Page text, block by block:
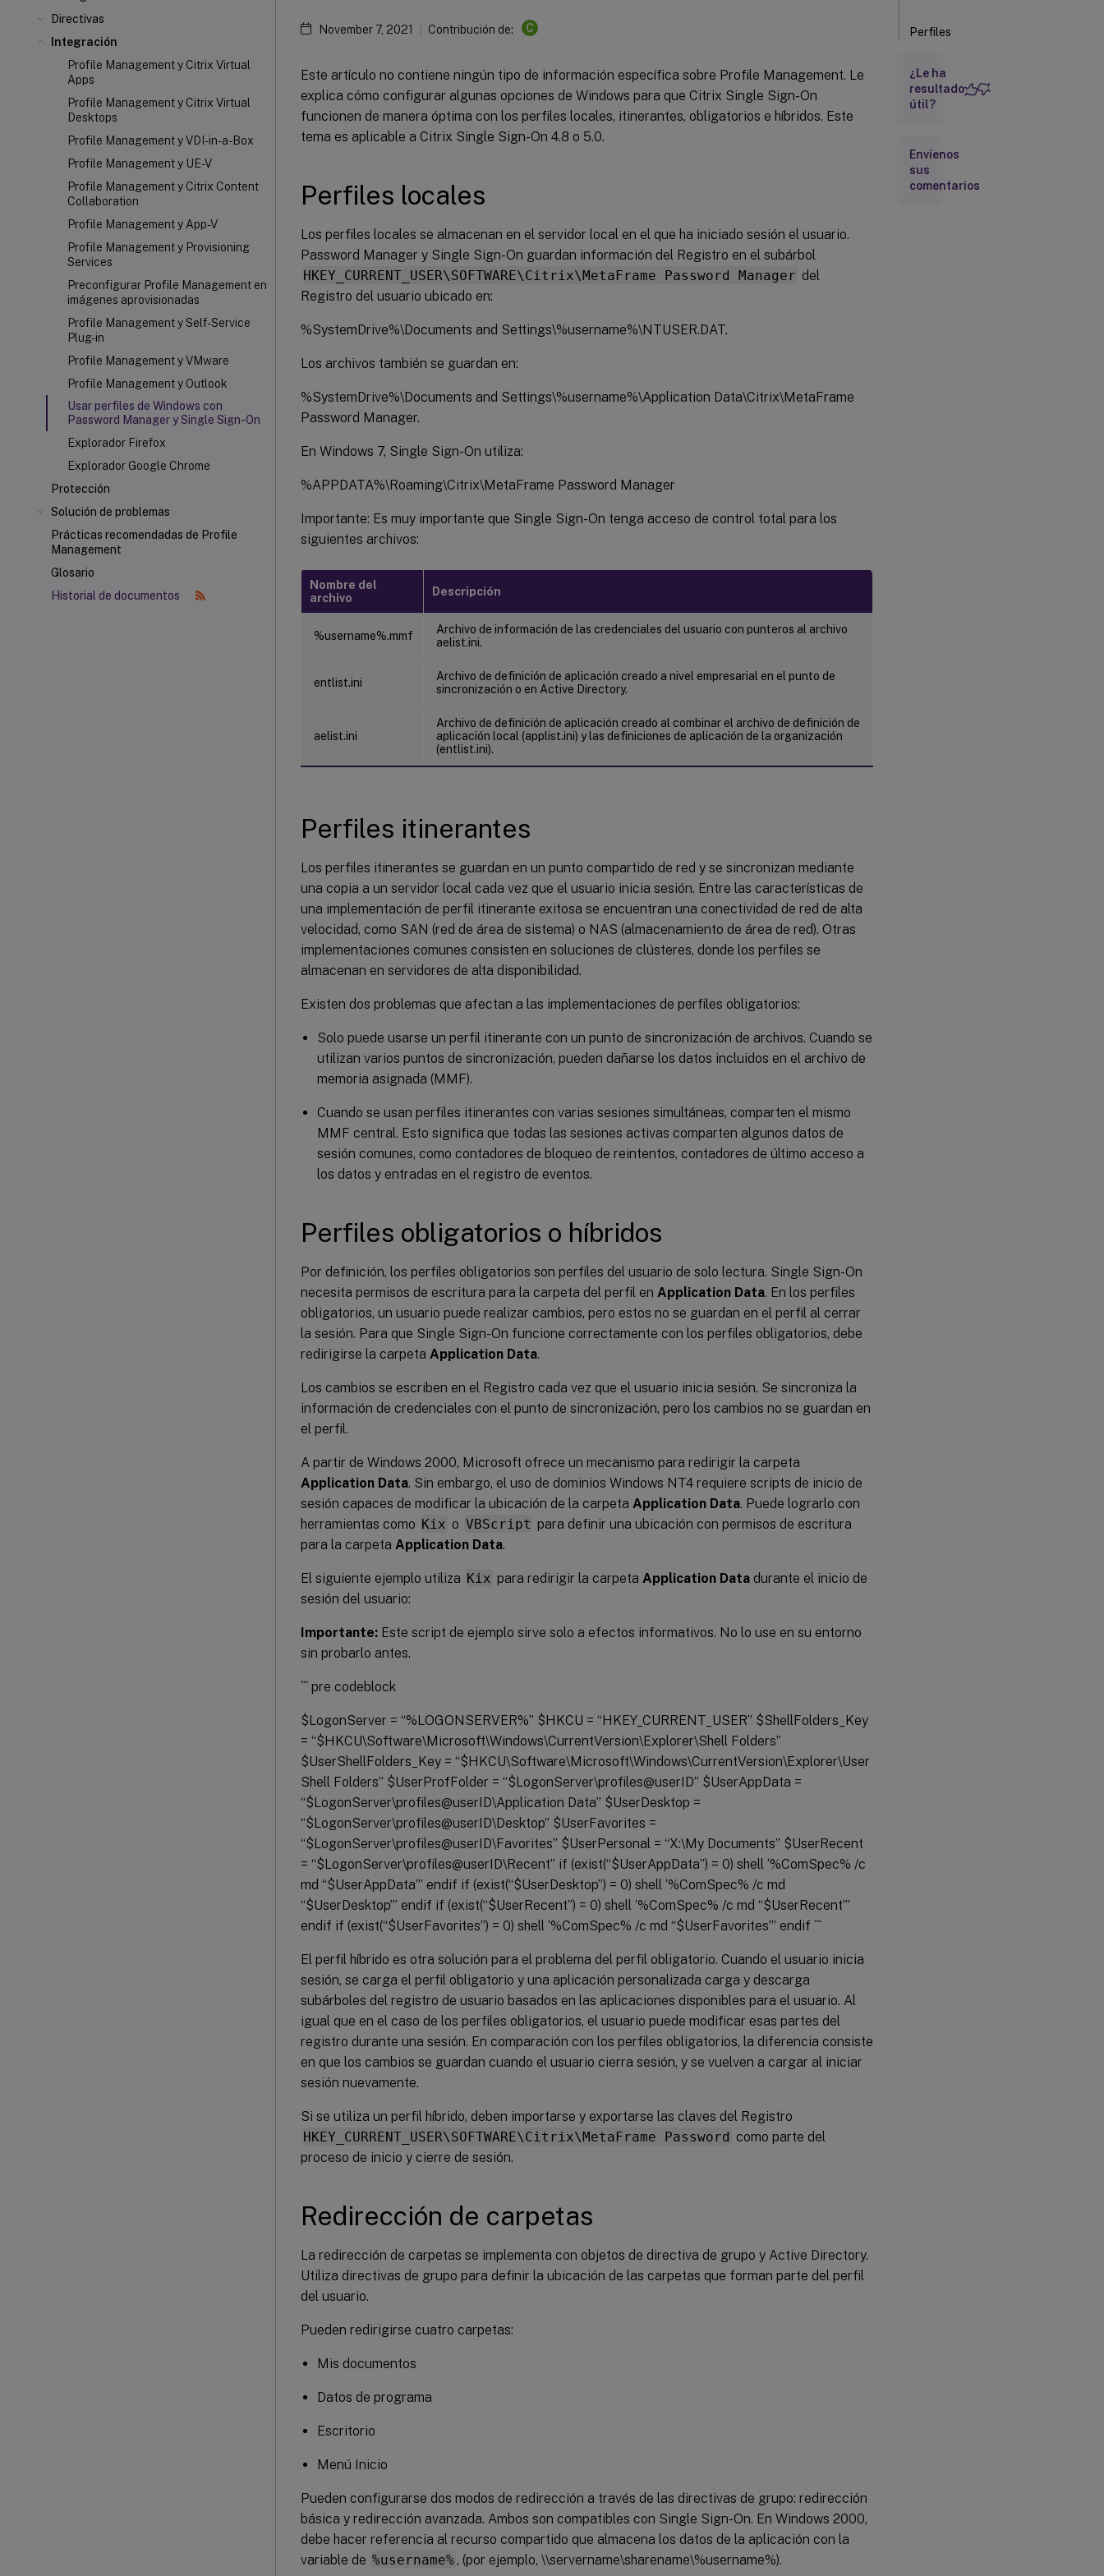
Directivas
Integración
Profile Management y Citrix Virtual
Apps
Profile Management y Citrix Virtual
Desktops
Profile Management y VDI-in-a-Box
Profile Management y UE-V
Profile Management y Citrix Content
Collaboration
Profile Management y App-V
Profile Management y Provisioning
Services
Preconfigurar Profile Management en
imágenes aprovisionadas
Profile Management y Self-Service
Plug-in
Profile Management y VMware
Profile Management y Outlook
Usar perfiles de Windows con
Password Manager y Single Sign-On
Explorador Firefox
Explorador Google Chrome
Protección
Solución de problemas
Prácticas recomendadas de Profile
Management
Glosario
Historial de documentos
November 7, 2021 Contribución de: C
Este artículo no contiene ningún tipo de información específica sobre Profile Management. Le
explica cómo configurar algunas opciones de Windows para que Citrix Single Sign-On
funcionen de manera óptima con los perfiles locales, itinerantes, obligatorios e híbridos. Este
tema es aplicable a Citrix Single Sign-On 4.8 o 5.0.
Perfiles locales
Los perfiles locales se almacenan en el servidor local en el que ha iniciado sesión el usuario.
Password Manager y Single Sign-On guardan información del Registro en el subárbol
HKEY_CURRENT_USER\SOFTWARE\Citrix\MetaFrame Password Manager del
Registro del usuario ubicado en:
%SystemDrive%\Documents and Settings\%username%\NTUSER.DAT.
Los archivos también se guardan en:
%SystemDrive%\Documents and Settings\%username%\Application Data\Citrix\MetaFrame
Password Manager.
En Windows 7, Single Sign-On utiliza:
%APPDATA%\Roaming\Citrix\MetaFrame Password Manager
Importante: Es muy importante que Single Sign-On tenga acceso de control total para los
siguientes archivos:
Nombre del
archivo
Descripción
%username%.mmf
Archivo de información de las credenciales del usuario con punteros al archivo
aelist.ini.
entlist.ini
Archivo de definición de aplicación creado a nivel empresarial en el punto de
sincronización o en Active Directory.
aelist.ini
Archivo de definición de aplicación creado al combinar el archivo de definición de
aplicación local (applist.ini) y las definiciones de aplicación de la organización
(entlist.ini).
Perfiles itinerantes
Los perfiles itinerantes se guardan en un punto compartido de red y se sincronizan mediante
una copia a un servidor local cada vez que el usuario inicia sesión. Entre las características de
una implementación de perfil itinerante exitosa se encuentran una conectividad de red de alta
velocidad, como SAN (red de área de sistema) o NAS (almacenamiento de área de red). Otras
implementaciones comunes consisten en soluciones de clústeres, donde los perfiles se
almacenan en servidores de alta disponibilidad.
Existen dos problemas que afectan a las implementaciones de perfiles obligatorios:
Solo puede usarse un perfil itinerante con un punto de sincronización de archivos. Cuando se
utilizan varios puntos de sincronización, pueden dañarse los datos incluidos en el archivo de
memoria asignada (MMF).
Cuando se usan perfiles itinerantes con varias sesiones simultáneas, comparten el mismo
MMF central. Esto significa que todas las sesiones activas comparten algunos datos de
sesión comunes, como contadores de bloqueo de reintentos, contadores de último acceso a
los datos y entradas en el registro de eventos.
Perfiles obligatorios o híbridos
Por definición, los perfiles obligatorios son perfiles del usuario de solo lectura. Single Sign-On
necesita permisos de escritura para la carpeta del perfil en Application Data. En los perfiles
obligatorios, un usuario puede realizar cambios, pero estos no se guardan en el perfil al cerrar
la sesión. Para que Single Sign-On funcione correctamente con los perfiles obligatorios, debe
redirigirse la carpeta Application Data.
Los cambios se escriben en el Registro cada vez que el usuario inicia sesión. Se sincroniza la
información de credenciales con el punto de sincronización, pero los cambios no se guardan en
el perfil.
A partir de Windows 2000, Microsoft ofrece un mecanismo para redirigir la carpeta
Application Data. Sin embargo, el uso de dominios Windows NT4 requiere scripts de inicio de
sesión capaces de modificar la ubicación de la carpeta Application Data. Puede lograrlo con
herramientas como Kix o VBScript para definir una ubicación con permisos de escritura
para la carpeta Application Data.
El siguiente ejemplo utiliza Kix para redirigir la carpeta Application Data durante el inicio de
sesión del usuario:
Importante: Este script de ejemplo sirve solo a efectos informativos. No lo use en su entorno
sin probarlo antes.
``` pre codeblock
$LogonServer = “%LOGONSERVER%” $HKCU = “HKEY_CURRENT_USER” $ShellFolders_Key
= “$HKCU\Software\Microsoft\Windows\CurrentVersion\Explorer\Shell Folders”
$UserShellFolders_Key = “$HKCU\Software\Microsoft\Windows\CurrentVersion\Explorer\User
Shell Folders” $UserProfFolder = “$LogonServer\profiles@userID” $UserAppData =
“$LogonServer\profiles@userID\Application Data” $UserDesktop =
“$LogonServer\profiles@userID\Desktop” $UserFavorites =
“$LogonServer\profiles@userID\Favorites” $UserPersonal = “X:\My Documents” $UserRecent
= “$LogonServer\profiles@userID\Recent” if (exist(“$UserAppData”) = 0) shell ‘%ComSpec% /c
md “$UserAppData”’ endif if (exist(“$UserDesktop”) = 0) shell ‘%ComSpec% /c md
“$UserDesktop”’ endif if (exist(“$UserRecent”) = 0) shell ‘%ComSpec% /c md “$UserRecent”’
endif if (exist(“$UserFavorites”) = 0) shell ‘%ComSpec% /c md “$UserFavorites”’ endif ```
El perfil híbrido es otra solución para el problema del perfil obligatorio. Cuando el usuario inicia
sesión, se carga el perfil obligatorio y una aplicación personalizada carga y descarga
subárboles del registro de usuario basados en las aplicaciones disponibles para el usuario. Al
igual que en el caso de los perfiles obligatorios, el usuario puede modificar esas partes del
registro durante una sesión. En comparación con los perfiles obligatorios, la diferencia consiste
en que los cambios se guardan cuando el usuario cierra sesión, y se vuelven a cargar al iniciar
sesión nuevamente.
Si se utiliza un perfil híbrido, deben importarse y exportarse las claves del Registro
HKEY_CURRENT_USER\SOFTWARE\Citrix\MetaFrame Password como parte del
proceso de inicio y cierre de sesión.
Redirección de carpetas
La redirección de carpetas se implementa con objetos de directiva de grupo y Active Directory.
Utiliza directivas de grupo para definir la ubicación de las carpetas que forman parte del perfil
del usuario.
Pueden redirigirse cuatro carpetas:
Mis documentos
Datos de programa
Escritorio
Menú Inicio
Pueden configurarse dos modos de redirección a través de las directivas de grupo: redirección
básica y redirección avanzada. Ambos son compatibles con Single Sign-On. En Windows 2000,
debe hacer referencia al recurso compartido que almacena los datos de la aplicación con la
variable de %username% , (por ejemplo, \\servername\sharename\%username%).
Perfiles
Redirección
Prácticas
recomendadas
¿Le ha
resultado
útil?
Envíenos
sus
comentarios